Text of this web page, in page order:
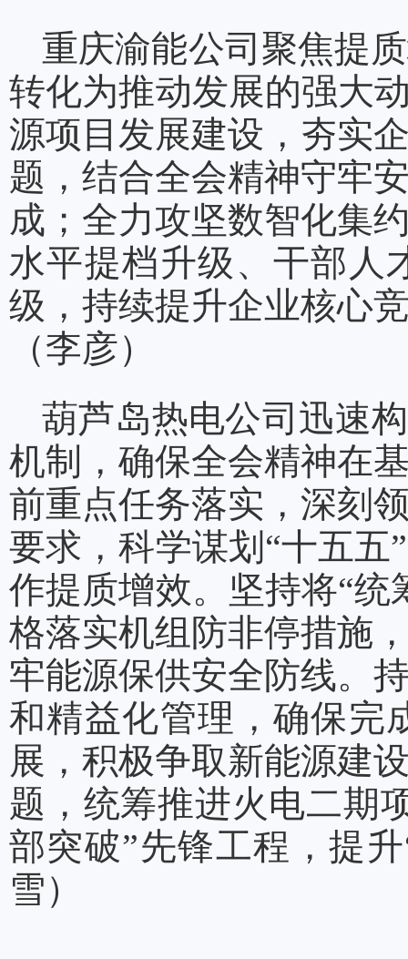
重庆渝能公司聚焦提
转化为推动发展的强大
源项目发展建设，夯实
题，结合全会精神守牢
成；全力攻坚数智化集
水平提档升级、干部人
级，持续提升企业核心
（李彦）
葫芦岛热电公司迅速
机制，确保全会精神在
前重点任务落实，深刻
要求，科学谋划“十五
作提质增效。坚持将“
格落实机组防非停措施
牢能源保供安全防线。
和精益化管理，确保完
展，积极争取新能源建
题，统筹推进火电二期
部突破”先锋工程，提
雪）